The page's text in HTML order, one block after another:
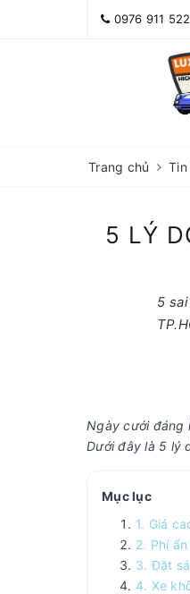
0976 911 522
Trang chủ
5 LÝ
5
Ngày cưới đáng
Dưới đây là 5 lý
Mục lục
1. Giá
2. Phí
3. Đặt
4. Xe